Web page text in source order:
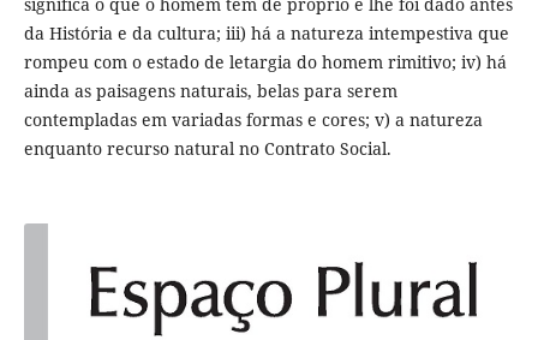
da História e da cultura; iii) há a natureza intempestiva que
rompeu com o estado de letargia do homem rimitivo; iv) há
ainda as paisagens naturais, belas para serem
contempladas em variadas formas e cores; v) a natureza
enquanto recurso natural no Contrato Social.